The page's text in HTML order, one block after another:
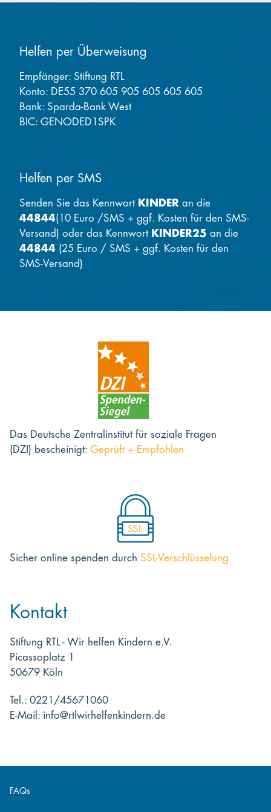
Helfen per Überweisung
Empfänger: Stiftung RTL
Konto: DE55 370 605 905 605 605 605
Bank: Sparda-Bank West
BIC: GENODED1SPK
Helfen per SMS
Senden Sie das Kennwort KINDER an die
44844(10 Euro /SMS + ggf. Kosten für den SMS-
Versand) oder das Kennwort KINDER25 an die
44844 (25 Euro / SMS + ggf. Kosten für den
SMS-Versand)
Das Deutsche Zentralinstitut für soziale Fragen
(DZI) bescheinigt: Geprüft + Empfohlen
SSL
Sicher online spenden durch SSL-Verschlüsselung
Kontakt
Stiftung RTL - Wir helfen Kindern e.V.
Picassoplatz 1
50679 Köln
Tel.: 0221/45671060
E-Mail: info@rtlwirhelfenkindern.de
FAQs